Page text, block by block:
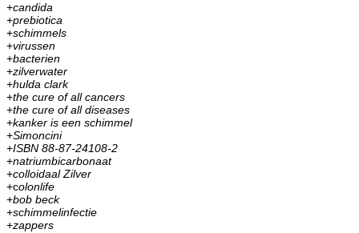
+candida
+prebiotica
+schimmels
+virussen
+bacterien
+zilverwater
+hulda clark
+the cure of all cancers
+the cure of all diseases
+kanker is een schimmel
+Simoncini
+ISBN 88-87-24108-2
+natriumbicarbonaat
+colloidaal Zilver
+colonlife
+bob beck
+schimmelinfectie
+zappers